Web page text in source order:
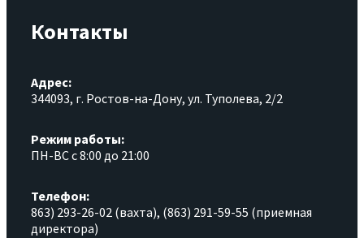
Контакты
Адрес:
344093, г. Ростов-на-Дону, ул. Туполева, 2/2
Режим работы:
ПН-ВС с 8:00 до 21:00
Телефон:
863) 293-26-02 (вахта), (863) 291-59-55 (приемная
директора)